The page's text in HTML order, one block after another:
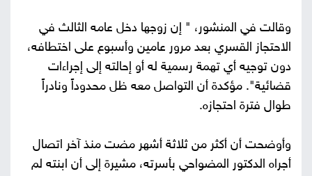
وقالت في المنشور، " إن زوجها دخل عامه الثالث في
الاحتجاز القسري بعد مرور عامين وأسبوع على اختطافه،
دون توجيه أي تهمة رسمية له أو إحالته إلى إجراءات
قضائية". مؤكدة أن التواصل معه ظل محدوداً ونادراً
طوال فترة احتجازه.
وأوضحت أن أكثر من ثلاثة أشهر مضت منذ آخر اتصال
أجراه الدكتور المضواحي بأسرته، مشيرة إلى أن ابنته لم